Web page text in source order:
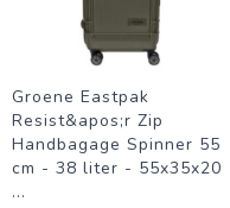
Groene Eastpak
Resist&apos;r Zip
Handbagage Spinner 55
cm - 38 liter - 55x35x20
...